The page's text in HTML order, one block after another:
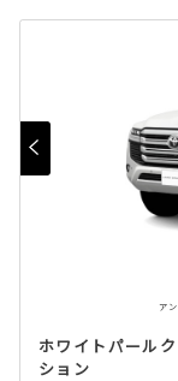
ホワイトパール
ション
ア